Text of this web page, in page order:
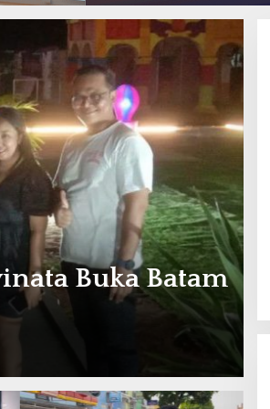
Buka Batam